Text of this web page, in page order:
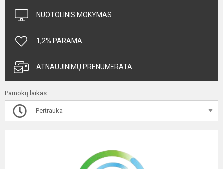
NUOTOLINIS MOKYMAS
1,2% PARAMA
ATNAUJINIMŲ PRENUMERATA
Pamokų laikas
Pertrauka